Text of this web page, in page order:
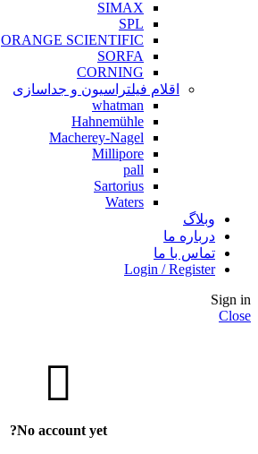
SIMAX
SPL
ORANGE SCIENTIFIC
SORFA
CORNING
اقلام فیلتراسیون و جداسازی
whatman
Hahnemühle
Macherey-Nagel
Millipore
pall
Sartorius
Waters
وبلاگ
درباره ما
تماس با ما
Login / Register
Sign in
Close
No account yet?